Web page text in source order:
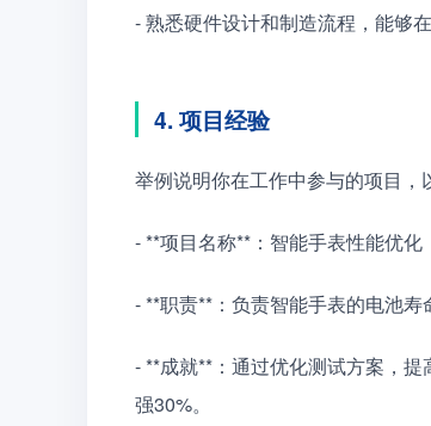
- 熟悉硬件设计和制造流程，能够
4. 项目经验
举例说明你在工作中参与的项目，
- **项目名称**：智能手表性能优化
- **职责**：负责智能手表的电池寿
- **成就**：通过优化测试方案，
强30%。